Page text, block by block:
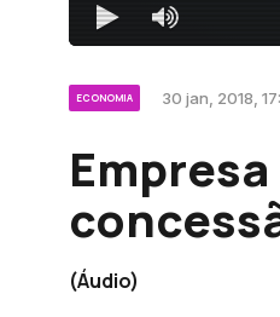
ECONOMIA 30 jan, 2018,
(Áudio)